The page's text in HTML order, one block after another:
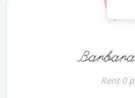
Kent 0